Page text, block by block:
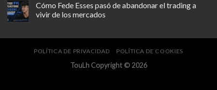
Cómo Fede Esses pasó de abandonar el trading a
vivir de los mercados
POLÍTICA DE PRIVACIDAD POLÍTICA DE COOKIES
TouLh Copyright © 2026